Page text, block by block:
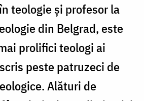
teologie și profesor la
din Belgrad, este
prolifici teologi ai
peste patruzeci de
Alături de